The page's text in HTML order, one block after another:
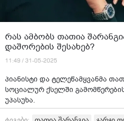
რას ამბობს თათია
დაშორების შესახებ?
11:49 / 31-05-2025
პიანისტი და ტელეწამყვანმა
სოციალურ ქსელში
უპასუხა.
როგორც ცნობილია, ცოტა ხნის